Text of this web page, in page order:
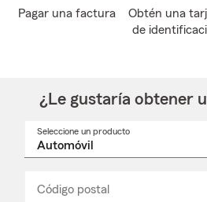
Pagar una factura
Obtén una
de
¿Le gustaría obtener
Seleccione un producto
Código postal
_____